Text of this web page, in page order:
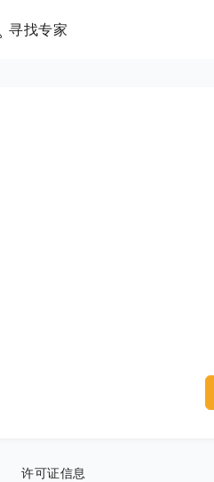
寻找专家
许可证信息